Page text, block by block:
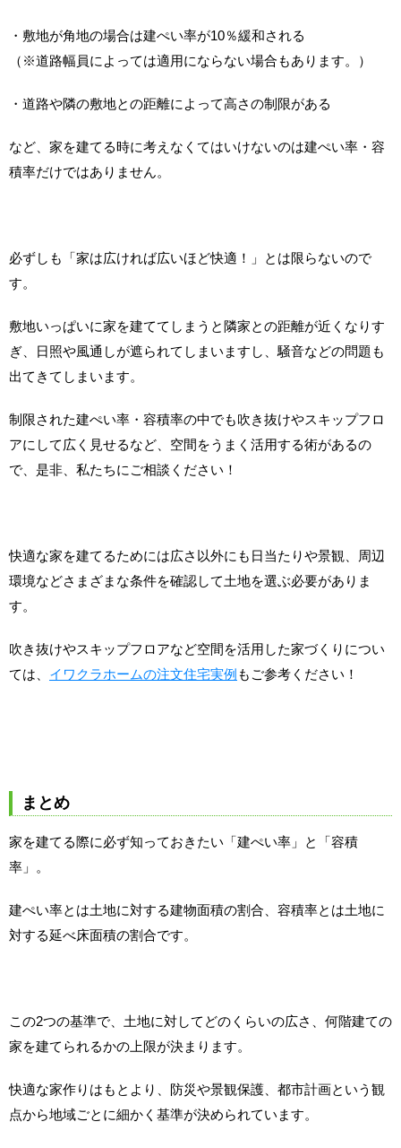
・敷地が角地の場合は建ぺい率が10％緩和される
（※道路幅員によっては適用にならない場合もあります。）
・道路や隣の敷地との距離によって高さの制限がある
など、家を建てる時に考えなくてはいけないのは建ぺい率・容
積率だけではありません。
必ずしも「家は広ければ広いほど快適！」とは限らないので
す。
敷地いっぱいに家を建ててしまうと隣家との距離が近くなりす
ぎ、日照や風通しが遮られてしまいますし、騒音などの問題も
出てきてしまいます。
制限された建ぺい率・容積率の中でも吹き抜けやスキップフロ
アにして広く見せるなど、空間をうまく活用する術があるの
で、是非、私たちにご相談ください！
快適な家を建てるためには広さ以外にも日当たりや景観、周辺
環境などさまざまな条件を確認して土地を選ぶ必要がありま
す。
吹き抜けやスキップフロアなど空間を活用した家づくりについ
ては、 イワクラホームの注文住宅実例もご参考ください！
まとめ
家を建てる際に必ず知っておきたい「建ぺい率」と「容積
率」。
建ぺい率とは土地に対する建物面積の割合、容積率とは土地に
対する延べ床面積の割合です。
この2つの基準で、土地に対してどのくらいの広さ、何階建ての
家を建てられるかの上限が決まります。
快適な家作りはもとより、防災や景観保護、都市計画という観
点から地域ごとに細かく基準が決められています。